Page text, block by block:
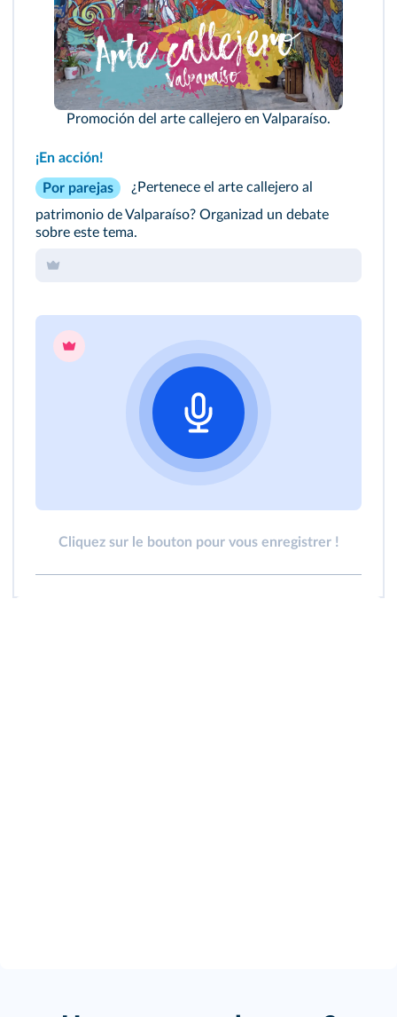
Promoción del arte callejero en Valparaíso.
¡En acción!
Por parejas
¿Pertenece el arte callejero al
patrimonio de Valparaíso? Organizad un debate
sobre este tema.
Cliquez sur le bouton pour vous enregistrer !